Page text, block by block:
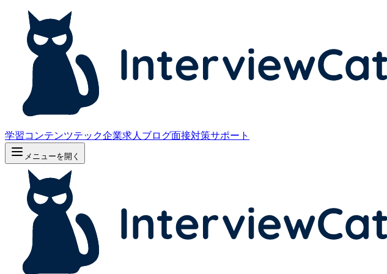
学習コンテンツテック企業求人 ブログ面接対策サポート
メニューを開く